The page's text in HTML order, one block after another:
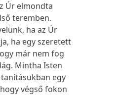
Úr elmondta
teremben.
ha az Úr
ha egy szeretett
már nem fog
Mintha Isten
egy
végső fokon